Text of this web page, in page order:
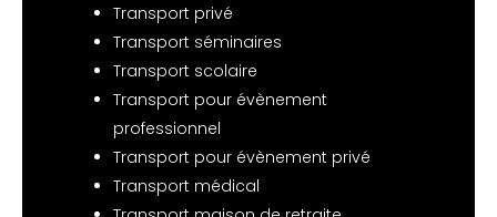
Transport privé
Transport séminaires
Transport scolaire
Transport pour évènement
professionnel
Transport pour évènement privé
Transport médical